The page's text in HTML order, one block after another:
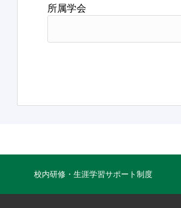
所属学会
校内研修・生涯学習サポート制度